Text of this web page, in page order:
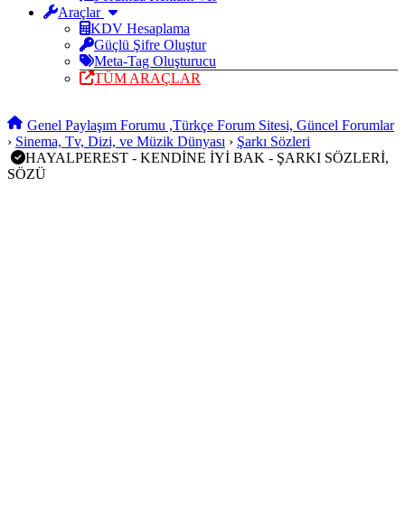
Araçlar
KDV Hesaplama
Güçlü Şifre Oluştur
Meta-Tag Oluşturucu
TÜM ARAÇLAR
Genel Paylaşım Forumu ,Türkçe Forum Sitesi, Güncel Forumlar
› Sinema, Tv, Dizi, ve Müzik Dünyası › Şarkı Sözleri
HAYALPEREST - KENDİNE İYİ BAK - ŞARKI SÖZLERİ,
SÖZÜ